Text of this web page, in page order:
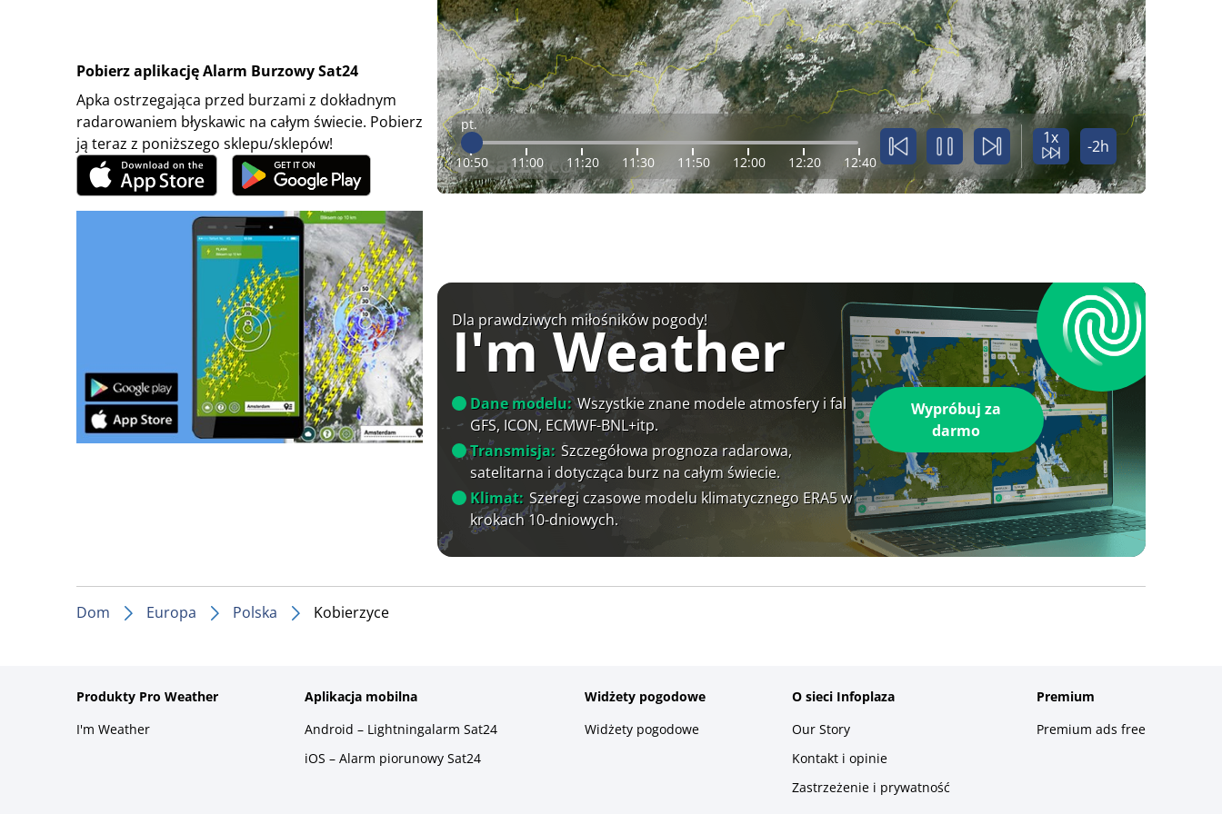
Pobierz aplikację Alarm Burzowy Sat24
Apka ostrzegająca przed burzami z dokładnym
radarowaniem błyskawic na całym świecie. Pobierz
ją teraz z poniższego sklepu/sklepów!
pt.
10:50 11:00 11:20 11:30 11:50 12:00 12:20 12:40
1x -2h
Dla prawdziwych miłośników pogody!
I'm Weather
Dane modelu: Wszystkie znane modele atmosfery i fal
GFS, ICON, ECMWF-BNL+itp.
Transmisja: Szczegółowa prognoza radarowa,
satelitarna i dotycząca burz na całym świecie.
Klimat: Szeregi czasowe modelu klimatycznego ERA5 w
krokach 10-dniowych.
Wypróbuj za
darmo
Dom Europa Polska Kobierzyce
Produkty Pro Weather
I'm Weather
Aplikacja mobilna
Android – Lightningalarm Sat24
iOS – Alarm piorunowy Sat24
Widżety pogodowe
Widżety pogodowe
O sieci Infoplaza
Our Story
Kontakt i opinie
Zastrzeżenie i prywatność
Premium
Premium ads free